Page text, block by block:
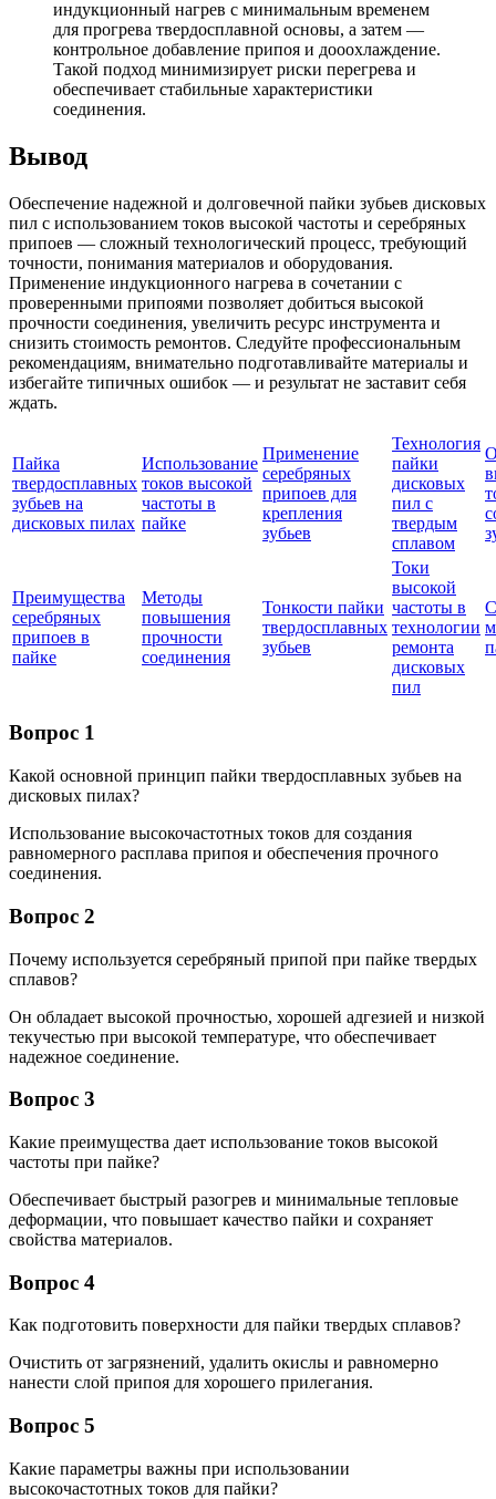
индукционный нагрев с минимальным временем
для прогрева твердосплавной основы, а затем —
контрольное добавление припоя и дооохлаждение.
Такой подход минимизирует риски перегрева и
обеспечивает стабильные характеристики
соединения.
Вывод
Обеспечение надежной и долговечной пайки зубьев дисковых
пил с использованием токов высокой частоты и серебряных
припоев — сложный технологический процесс, требующий
точности, понимания материалов и оборудования.
Применение индукционного нагрева в сочетании с
проверенными припоями позволяет добиться высокой
прочности соединения, увеличить ресурс инструмента и
снизить стоимость ремонтов. Следуйте профессиональным
рекомендациям, внимательно подготавливайте материалы и
избегайте типичных ошибок — и результат не заставит себя
ждать.
Пайка
твердосплавных
зубьев на
дисковых пилах
Использование
токов высокой
частоты в
пайке
Применение
серебряных
припоев для
крепления
зубьев
Технология
пайки
дисковых
пил с
твердым
сплавом
Преимущества
серебряных
припоев в
пайке
Методы
повышения
прочности
соединения
Тонкости пайки
твердосплавных
зубьев
Токи
высокой
частоты в
технологии
ремонта
дисковых
пил
Вопрос 1
Какой основной принцип пайки твердосплавных зубьев на
дисковых пилах?
Использование высокочастотных токов для создания
равномерного расплава припоя и обеспечения прочного
соединения.
Вопрос 2
Почему используется серебряный припой при пайке твердых
сплавов?
Он обладает высокой прочностью, хорошей адгезией и низкой
текучестью при высокой температуре, что обеспечивает
надежное соединение.
Вопрос 3
Какие преимущества дает использование токов высокой
частоты при пайке?
Обеспечивает быстрый разогрев и минимальные тепловые
деформации, что повышает качество пайки и сохраняет
свойства материалов.
Вопрос 4
Как подготовить поверхности для пайки твердых сплавов?
Очистить от загрязнений, удалить окислы и равномерно
нанести слой припоя для хорошего прилегания.
Вопрос 5
Какие параметры важны при использовании
высокочастотных токов для пайки?